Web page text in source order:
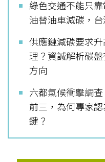
綠色交通不能只
油替油車減碳，台
供應鏈減碳要求
理？資誠解析碳
方向
六都氣候衝擊調
前三，為何專家
鍵？